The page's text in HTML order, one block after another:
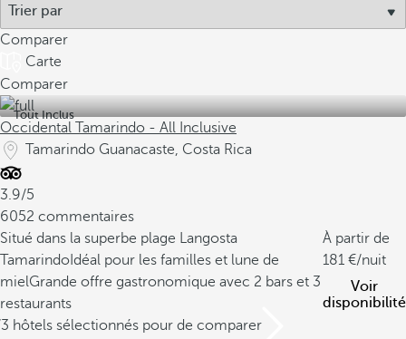
Comparer
Carte
Comparer
Tout Inclus
Occidental Tamarindo - All Inclusive
Tamarindo Guanacaste, Costa Rica
3.9/5
6052 commentaires
Situé dans la superbe plage Langosta
Tamarindo Idéal pour les familles et lune de
mielGrande offre gastronomique avec 2 bars et 3
restaurants
À partir de
181
/nuit
Voir
disponibilité
hôtels sélectionnés pour de comparer